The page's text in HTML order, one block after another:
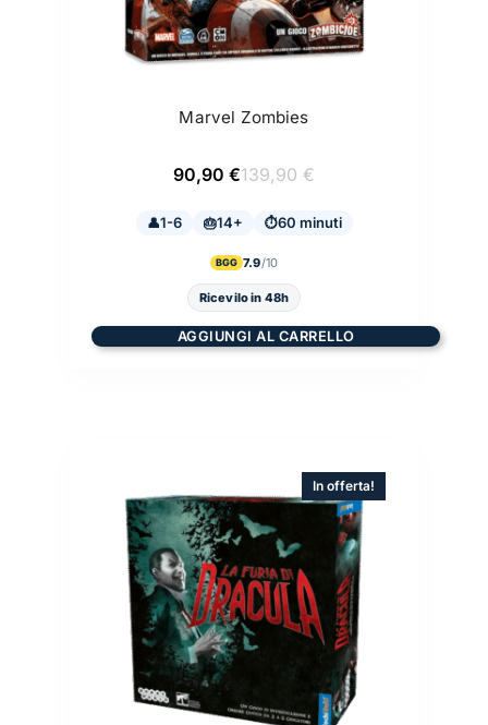
Marvel Zombies
139,90 €
Il
prezzo
era:
90,90 €Il
prezzo
1-6 14+ 60 minuti
BGG 7.9
Ricevilo in 48h
AGGIUNGI AL CARRELLO
In offerta!